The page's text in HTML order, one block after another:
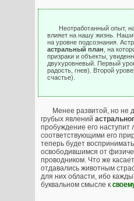
Неотработанный опыт,
влияет на нашу жизнь. Наши
на уровне подсознания.
астральный план, на
призраки и объекты,
двухуровневый. Первый
радость, гнев). Второй
счастье).
Менее развитой, но не
грубых явлений
пробуждение его наступит
соответствующими его
теперь будет
освободившимся от
проводником. Что же
отдавались животным
для них области, ибо
буквальном смысле к